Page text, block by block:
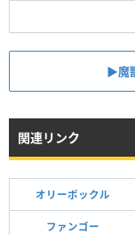
▶魔
関連リンク
オリーポックル
ファンゴー